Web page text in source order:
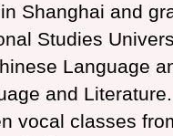
and
Studies
Language
and
vocal classes